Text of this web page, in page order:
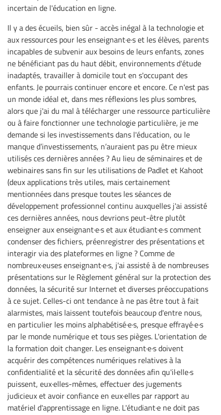
incertain de l'éducation en ligne.
Il y a des écueils, bien sûr - accès inégal à la technologie et
aux ressources pour les enseignant·e·s et les élèves, parents
incapables de subvenir aux besoins de leurs enfants, zones
ne bénéficiant pas du haut débit, environnements d'étude
inadaptés, travailler à domicile tout en s'occupant des
enfants. Je pourrais continuer encore et encore. Ce n'est pas
un monde idéal et, dans mes réflexions les plus sombres,
alors que j'ai du mal à télécharger une ressource particulière
ou à faire fonctionner une technologie particulière, je me
demande si les investissements dans l'éducation, ou le
manque d’investissements, n’auraient pas pu être mieux
utilisés ces dernières années ? Au lieu de séminaires et de
webinaires sans fin sur les utilisations de Padlet et Kahoot
(deux applications très utiles, mais certainement
mentionnées dans presque toutes les séances de
développement professionnel continu auxquelles j'ai assisté
ces dernières années, nous devrions peut-être plutôt
enseigner aux enseignant·e·s et aux étudiant·e·s comment
condenser des fichiers, préenregistrer des présentations et
interagir via des plateformes en ligne ? Comme de
nombreux·euses enseignant·e·s, j'ai assisté à de nombreuses
présentations sur le Règlement général sur la protection des
données, la sécurité sur Internet et diverses préoccupations
à ce sujet. Celles-ci ont tendance à ne pas être tout à fait
alarmistes, mais laissent toutefois beaucoup d'entre nous,
en particulier les moins alphabétisé·e·s, presque effrayé·e·s
par le monde numérique et tous ses pièges. L'orientation de
la formation doit changer. Les enseignant·e·s doivent
acquérir des compétences numériques relatives à la
confidentialité et la sécurité des données afin qu'il·elle·s
puissent, eux·elles-mêmes, effectuer des jugements
judicieux et avoir confiance en eux·elles par rapport au
matériel d'apprentissage en ligne. L'étudiant·e ne doit pas